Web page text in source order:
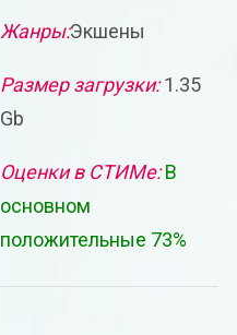
Жанры:Экшены
Размер загрузки:1.35
Gb
Оценки в СТИМе: В
основном
положительные 73%